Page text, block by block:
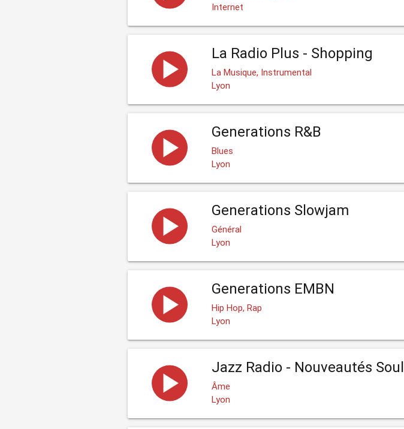
Internet
La Radio Plus - Shopping
La Musique, Instrumental
Lyon
Generations R&B
Blues
Lyon
Generations Slowjam
Général
Lyon
Generations EMBN
Hip Hop, Rap
Lyon
Jazz Radio - Nouveautés Soul
Âme
Lyon